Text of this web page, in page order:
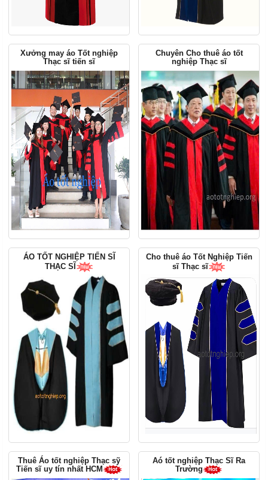
Xưởng may áo Tốt nghiệp
Thạc sĩ tiến sĩ
Chuyên Cho thuê áo tốt
nghiệp Thạc sĩ
ÁO TỐT NGHIỆP TIẾN SĨ
THẠC SĨ
Cho thuê áo Tốt Nghiệp Tiến
sĩ Thạc sĩ
Thuê Áo tốt nghiệp Thạc sỹ
Tiến sĩ uy tín nhất HCM
Aó tốt nghiệp Thạc Sĩ Ra
Trường